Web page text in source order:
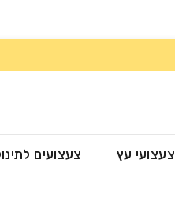
צעצועי עץ צעצועים